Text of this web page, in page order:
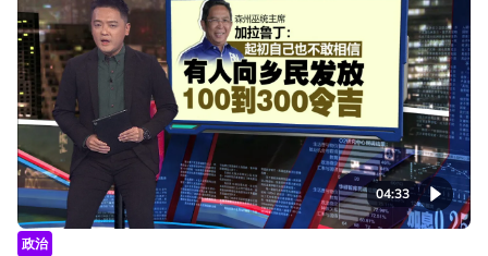
04:33
政治